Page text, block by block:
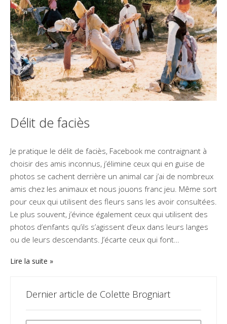
Délit de faciès
Je pratique le délit de faciès, Facebook me contraignant à
choisir des amis inconnus, j’élimine ceux qui en guise de
photos se cachent derrière un animal car j’ai de nombreux
amis chez les animaux et nous jouons franc jeu. Même sort
pour ceux qui utilisent des fleurs sans les avoir consultées.
Le plus souvent, j’évince également ceux qui utilisent des
photos d’enfants qu’ils s’agissent d’eux dans leurs langes
ou de leurs descendants. J’écarte ceux qui font…
Lire la suite
Dernier article de Colette Brogniart